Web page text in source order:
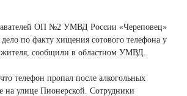
ОП №2 УМВД России «Череповец»
дело по факту хищения сотового телефона у
жителя, сообщили в областном УМВД.
телефон пропал после алкогольных
на улице Пионерской. Сотрудники